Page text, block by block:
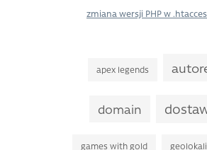
zmiana wersji PHP w
apex legends
domain
games with gold